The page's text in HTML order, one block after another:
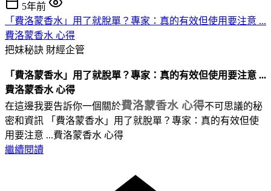
5年前
「費洛蒙香水」用了就脫單？專家：真的有效但使用要注意 ...
費洛蒙香水 心得
把妹秘訣 財經企管
「費洛蒙香水」用了就脫單？專家：真的有效但使用要注意 ...
費洛蒙香水 心得
在這邊我要告訴你一個關於費洛蒙香水 心得不可思議的秘
密和資訊 「費洛蒙香水」用了就脫單？專家：真的有效但使
用要注意 ...費洛蒙香水 心得
繼續閱讀